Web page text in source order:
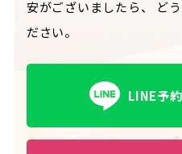
安がございましたら、
ど
ださい。
LINE予